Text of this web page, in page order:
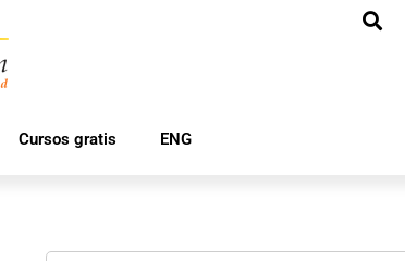
Cursos gratis ENG